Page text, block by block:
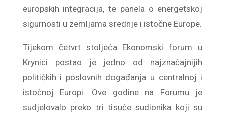
europskih integracija, te panela o energetskoj
sigurnosti u zemljama srednje i istočne Europe.
Tijekom četvrt stoljeća Ekonomski forum u
Krynici postao je jedno od najznačajnijih
političkih i poslovnih događanja u centralnoj i
istočnoj Europi. Ove godine na Forumu je
sudjelovalo preko tri tisuće sudionika koji su